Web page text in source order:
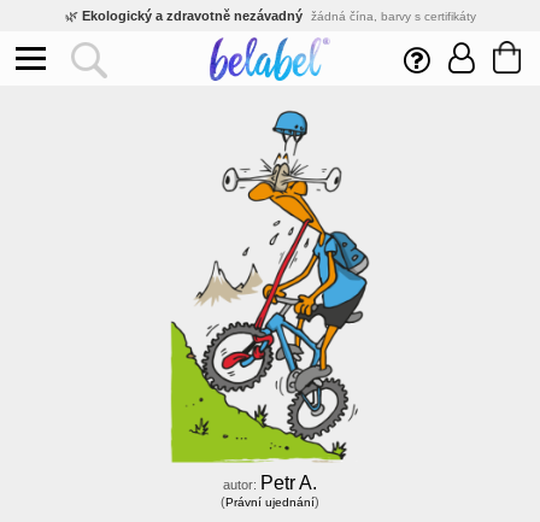
🌿 Ekologický a zdravotně nezávadný žádná čína, barvy s certifikáty
Inovativní výroba vlastní vývoj, nejnovější technologie
Rychlé dodání expedujeme do 24h
velké množstevní slevy
jsme přímý výrobce, žádný zprostředkovatel
Eshop s tradicí od roku 2010 tisíce spokojených zákazníků
autor: Petr A.
(Právní ujednání)